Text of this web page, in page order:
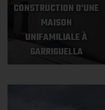
CONSTRUCTION D'UNE
MAISON
UNIFAMILIALE À
GARRIGUELLA